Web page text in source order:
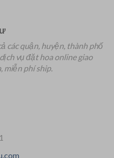
các quận, huyện, thành phố
vụ đặt hoa online giao
miễn phí ship.